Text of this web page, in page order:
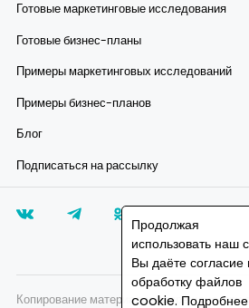
Готовые маркетинговые исследования
Готовые бизнес-планы
Примеры маркетинговых исследований
Примеры бизнес-планов
Блог
Подписаться на рассылку
Копирование материалов запрещено, при
Продолжая
использовать наш
Вы даёте согласие
обработку файлов
cookie.